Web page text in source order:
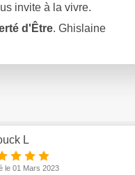
invite à la vivre.
d'Être. Ghislaine
L
le 01 Mars 2023